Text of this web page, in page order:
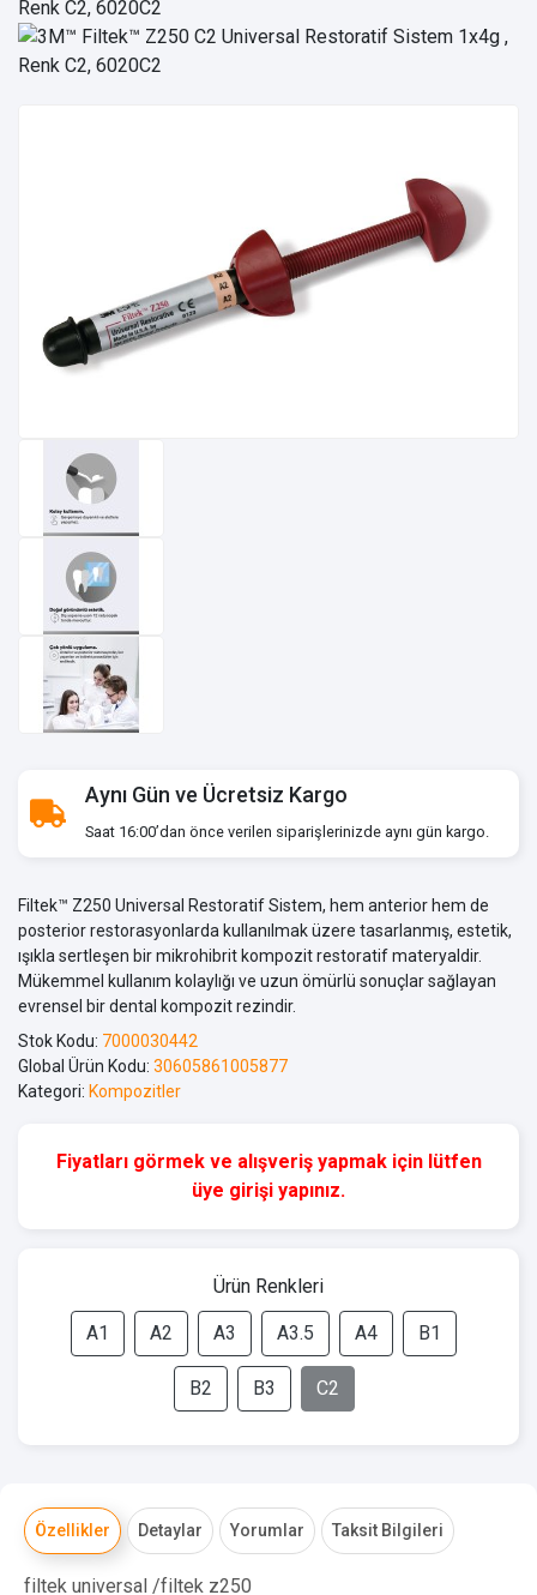
Aynı Gün ve Ücretsiz Kargo
Saat 16:00’dan önce verilen siparişlerinizde aynı gün kargo.
Filtek™ Z250 Universal Restoratif Sistem, hem anterior hem de
posterior restorasyonlarda kullanılmak üzere tasarlanmış, estetik,
ışıkla sertleşen bir mikrohibrit kompozit restoratif materyaldir.
Mükemmel kullanım kolaylığı ve uzun ömürlü sonuçlar sağlayan
evrensel bir dental kompozit rezindir.
Stok Kodu: 7000030442
Global Ürün Kodu: 30605861005877
Kategori: Kompozitler
Fiyatları görmek ve alışveriş yapmak için lütfen
üye girişi yapınız.
Ürün Renkleri
A1 A2 A3 A3.5 A4 B1
B2 B3 C2
Özellikler Detaylar Yorumlar Taksit Bilgileri
filtek universal /filtek z250